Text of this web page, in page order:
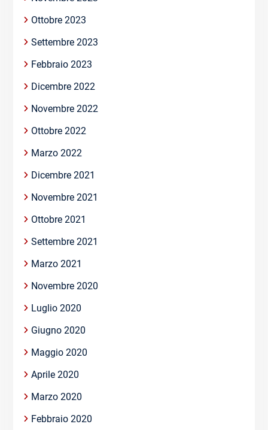
Ottobre 2023
Settembre 2023
Febbraio 2023
Dicembre 2022
Novembre 2022
Ottobre 2022
Marzo 2022
Dicembre 2021
Novembre 2021
Ottobre 2021
Settembre 2021
Marzo 2021
Novembre 2020
Luglio 2020
Giugno 2020
Maggio 2020
Aprile 2020
Marzo 2020
Febbraio 2020